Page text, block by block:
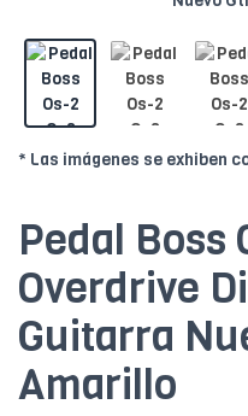
* Las imágenes se exhiben
Pedal Boss
Overdrive
Guitarra
Amarillo